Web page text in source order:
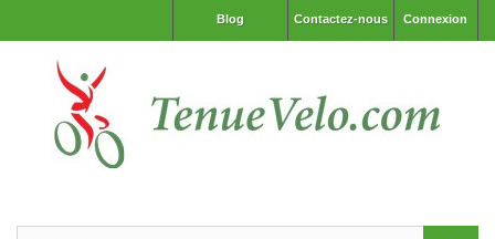
Connexion
Contactez-nous
Blog